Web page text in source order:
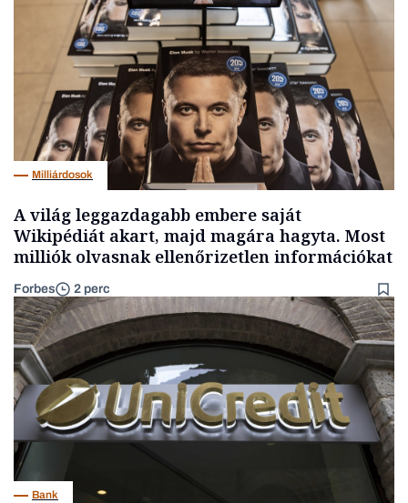
Milliárdosok
A világ leggazdagabb embere saját
Wikipédiát akart, majd magára hagyta. Most
milliók olvasnak ellenőrizetlen információkat
Forbes 2 perc
Bank